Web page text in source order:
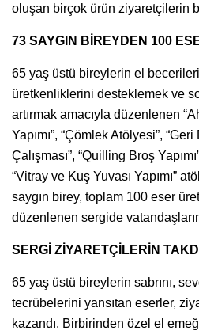
oluşan birçok ürün ziyaretçilerin
73 SAYGIN BİREYDEN 100
65 yaş üstü bireylerin el
üretkenliklerini desteklemek ve
artırmak amacıyla düzenlenen
Yapımı”, “Çömlek Atölyesi”,
Çalışması”, “Quilling Broş
“Vitray ve Kuş Yuvası Yapımı”
saygın birey, toplam 100 eser
düzenlenen sergide
SERGİ ZİYARETÇİLERİN
65 yaş üstü bireylerin sabrını,
tecrübelerini yansıtan eserler,
kazandı. Birbirinden özel el